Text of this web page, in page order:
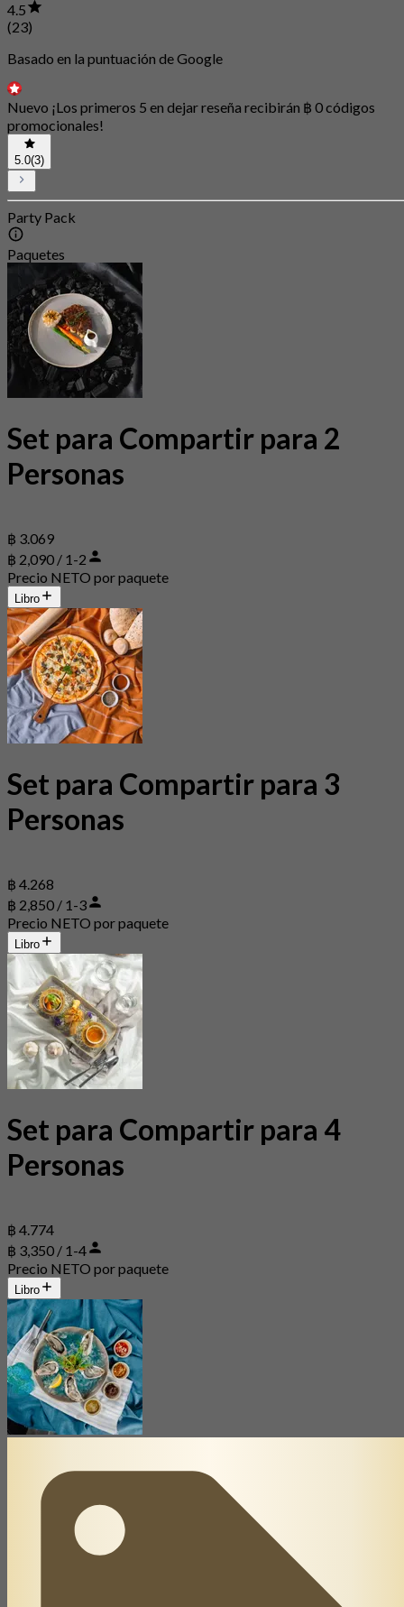
4.5
(23)
Basado en la puntuación de Google
Nuevo ¡Los primeros 5 en dejar reseña recibirán ฿ 0 códigos
promocionales!
5.0(3)
Party Pack
Paquetes
Set para Compartir para 2
Personas
฿ 3.069
฿ 2,090 / 1-2
Precio NETO por paquete
Libro
Set para Compartir para 3
Personas
฿ 4.268
฿ 2,850 / 1-3
Precio NETO por paquete
Libro
Set para Compartir para 4
Personas
฿ 4.774
฿ 3,350 / 1-4
Precio NETO por paquete
Libro